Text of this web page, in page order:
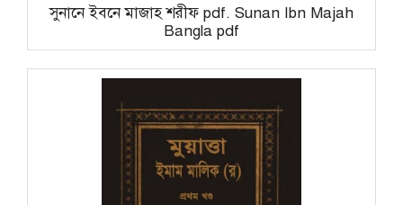
সুনানে ইবনে মাজাহ শরীফ pdf. Sunan Ibn Majah
Bangla pdf